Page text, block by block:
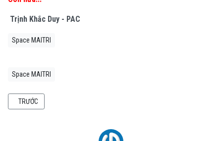
Trịnh Khắc Duy - PAC
Space MAITRI
Space MAITRI
BÀI VIẾT TRƯỚC: HỆ SAO HD 188753
TRƯỚC